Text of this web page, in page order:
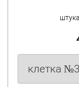
штука